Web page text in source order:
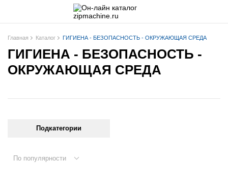
Главная Каталог ГИГИЕНА - БЕЗОПАСНОСТЬ - ОКРУЖАЮЩАЯ СРЕДА
ГИГИЕНА - БЕЗОПАСНОСТЬ -
ОКРУЖАЮЩАЯ СРЕДА
Подкатегории
По популярности